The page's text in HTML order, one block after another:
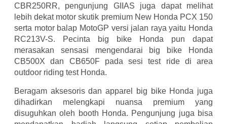
CBR250RR, pengunjung GIIAS juga dapat melihat
lebih dekat motor skutik premium New Honda PCX 150
serta motor balap MotoGP versi jalan raya yaitu Honda
RC213V-S. Pecinta big bike Honda pun dapat
merasakan sensasi mengendarai big bike Honda
CB500X dan CB650F pada sesi test ride di area
outdoor riding test Honda.
Beragam aksesoris dan apparel big bike Honda juga
dihadirkan melengkapi nuansa premium yang
disuguhkan oleh booth Honda. Pengunjung juga bisa